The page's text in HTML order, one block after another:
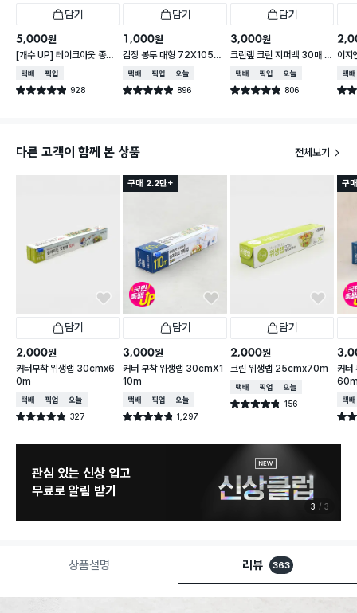
담기
5,000원
[개수 UP] 테이크아웃 종이
컵 380 ml 120개입
택배배송매장픽업
별점 4.9점 928
건 작성
담기
1,000원
김장 봉투 대형 72X105c
m 3매
택배배송매장픽업오늘배송
별점 4.9점 896
건 작성
담기
3,000원
크린랲 크린 지퍼백 30매 2
5X30 cm
택배배송매장픽업오늘배송
별점 4.9점 806
건 작성
이지
매입
택배
별점
다른 고객이 함께 본 상품 전체보기
담기
2,000원
커터부착 위생랩 30cmx6
0m
택배배송매장픽업오늘배송
별점 4.8점 327
건 작성
구매 2.2만+
담기
3,000원
커터 부착 위생랩 30cmX1
10m
택배배송매장픽업오늘배송
별점 4.8점 1,297
건 작성
담기
2,000원
크린 위생랩 25cmx70m
택배배송매장픽업오늘배송
별점 4.8점 156
건 작성
구
커터
택배
별점
관심 있는 신상 입고
무료로 알림 받기
3 3
상품설명 리뷰 363